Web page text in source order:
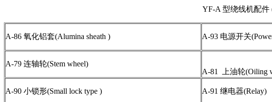
YF-A 型绕线机配件 (
A-86 氧化铝套(Alumina sheath ) A-93 电源开关
A-79 连轴轮(Stem wheel)
A-81 上油轮(Oiling
A-90 小锁形(Small lock type )
A-91 继电器(Relay)